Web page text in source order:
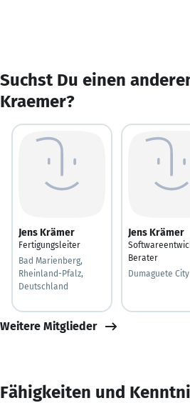
Suchst Du einen
Kraemer?
Jens Krämer
Fertigungsleiter
Bad Marienberg,
Rheinland-Pfalz,
Deutschland
Jens Krämer
Berater
Dumaguete City
Weitere Mitglieder
Fähigkeiten und